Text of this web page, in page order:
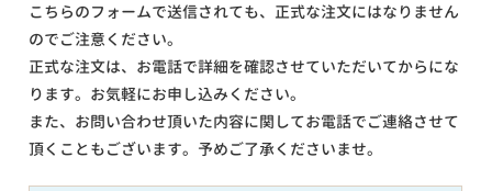
こちらのフォームで送信されても、正式な注文にはなりません
のでご注意ください。
正式な注文は、お電話で詳細を確認させていただいてからにな
ります。お気軽にお申し込みください。
また、お問い合わせ頂いた内容に関してお電話でご連絡させて
頂くこともございます。予めご了承くださいませ。